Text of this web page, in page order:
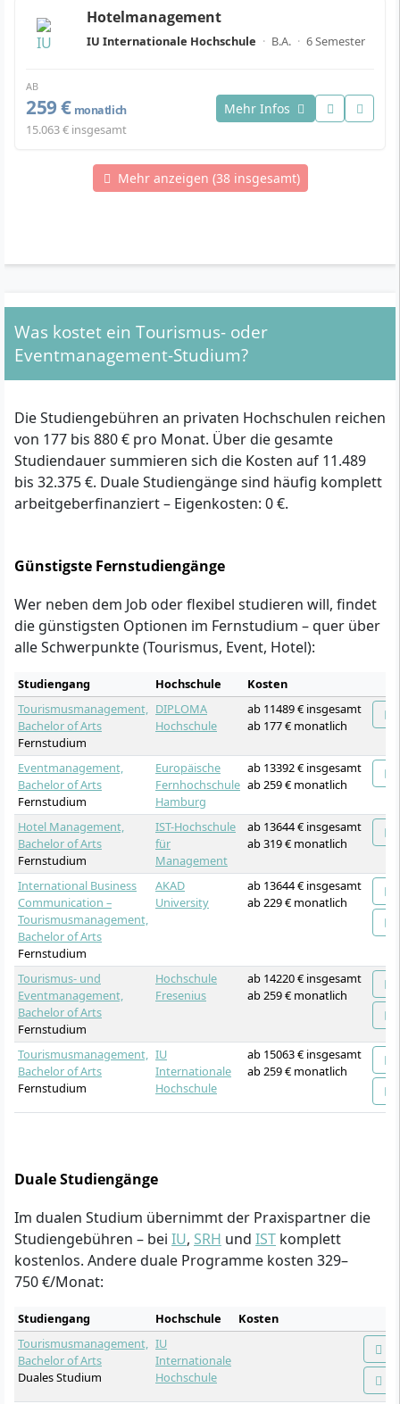
Hotelmanagement
IU Internationale Hochschule · B.A. · 6 Semester
AB
259 € monatlich
15.063 € insgesamt
Mehr Infos
Mehr anzeigen (38 insgesamt)
Was kostet ein Tourismus- oder
Eventmanagement-Studium?
Die Studiengebühren an privaten Hochschulen reichen
von 177 bis 880 € pro Monat. Über die gesamte
Studiendauer summieren sich die Kosten auf 11.489
bis 32.375 €. Duale Studiengänge sind häufig komplett
arbeitgeberfinanziert – Eigenkosten: 0 €.
Günstigste Fernstudiengänge
Wer neben dem Job oder flexibel studieren will, findet
die günstigsten Optionen im Fernstudium – quer über
alle Schwerpunkte (Tourismus, Event, Hotel):
Studiengang Hochschule
Kosten
Tourismusmanagement,
Bachelor of Arts
Fernstudium
DIPLOMA
Hochschule
ab 11489 € insgesamt
ab 177 € monatlich
Eventmanagement,
Bachelor of Arts
Fernstudium
Europäische
Fernhochschule
Hamburg
ab 13392 € insgesamt
ab 259 € monatlich
Hotel Management,
Bachelor of Arts
Fernstudium
IST-Hochschule
für
Management
ab 13644 € insgesamt
ab 319 € monatlich
International Business
Communication –
Tourismusmanagement,
Bachelor of Arts
Fernstudium
AKAD
University
ab 13644 € insgesamt
ab 229 € monatlich
Tourismus- und
Eventmanagement,
Bachelor of Arts
Fernstudium
Hochschule
Fresenius
ab 14220 € insgesamt
ab 259 € monatlich
Tourismusmanagement,
Bachelor of Arts
Fernstudium
IU
Internationale
Hochschule
ab 15063 € insgesamt
ab 259 € monatlich
Duale Studiengänge
Im dualen Studium übernimmt der Praxispartner die
Studiengebühren – bei IU, SRH und IST komplett
kostenlos. Andere duale Programme kosten 329–
750 €/Monat:
Studiengang Hochschule
Kosten
Tourismusmanagement,
Bachelor of Arts
Duales Studium
IU
Internationale
Hochschule